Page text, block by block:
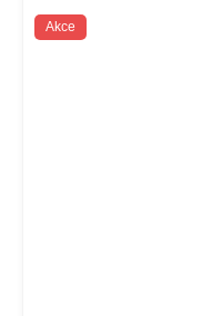
Akce